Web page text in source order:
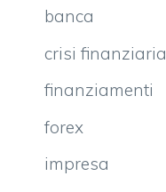
banca
crisi finanziaria
finanziamenti
forex
impresa